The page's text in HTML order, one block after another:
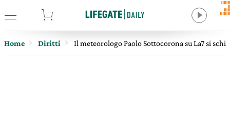
Home Diritti Il meteorologo Paolo Sottocorona su La7 si